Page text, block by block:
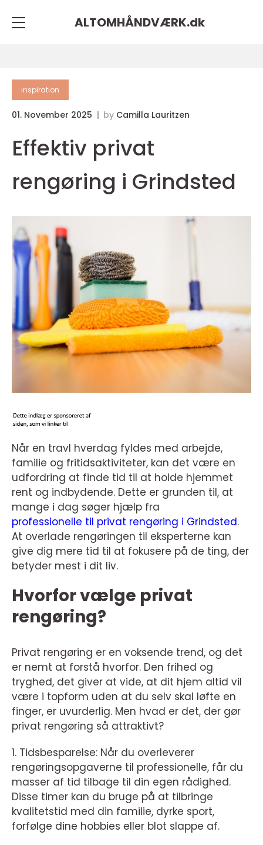
ALTOMHÅNDVÆRK.dk
inspiration
01. November 2025 by Camilla Lauritzen
Effektiv privat
rengøring i Grindsted
Når en travl hverdag fyldes med arbejde,
familie og fritidsaktiviteter, kan det være en
udfordring at finde tid til at holde hjemmet
rent og indbydende. Dette er grunden til, at
mange i dag søger hjælp fra
professionelle til privat rengøring i Grindsted.
At overlade rengøringen til eksperterne kan
give dig mere tid til at fokusere på de ting, der
betyder mest i dit liv.
Hvorfor vælge privat
rengøring?
Privat rengøring er en voksende trend, og det
er nemt at forstå hvorfor. Den frihed og
tryghed, det giver at vide, at dit hjem altid vil
være i topform uden at du selv skal løfte en
finger, er uvurderlig. Men hvad er det, der gør
privat rengøring så attraktivt?
1. Tidsbesparelse: Når du overleverer
rengøringsopgaverne til professionelle, får du
masser af tid tilbage til din egen rådighed.
Disse timer kan du bruge på at tilbringe
kvalitetstid med din familie, dyrke sport,
forfølge dine hobbies eller blot slappe af.